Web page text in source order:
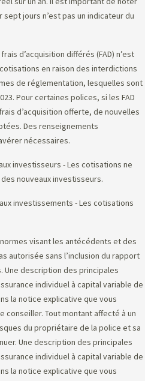
jours n’est pas un indicateur du
d’acquisition différés (FAD) n’est
en raison des interdictions
de réglementation, lesquelles sont
Pour certaines polices, si les FAD
d’acquisition offerte, de nouvelles
Des renseignements
nécessaires.
investisseurs - Les cotisations ne
nouveaux investisseurs.
investissements - Les cotisations
visant les antécédents et des
autorisée sans l’inclusion du rapport
Une description des principales
individuel à capital variable de
la notice explicative que vous
Tout montant affecté à un
du propriétaire de la police et sa
Une description des principales
individuel à capital variable de
la notice explicative que vous